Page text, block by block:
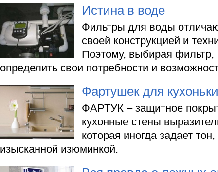
Истина в воде
Фильтры для воды
своей конструкцией и
Поэтому, выбирая
определить свои потребности и
Фартушек для кухоньки
ФАРТУК – защитное
кухонные стены
которая иногда задает
изысканной изюминкой.